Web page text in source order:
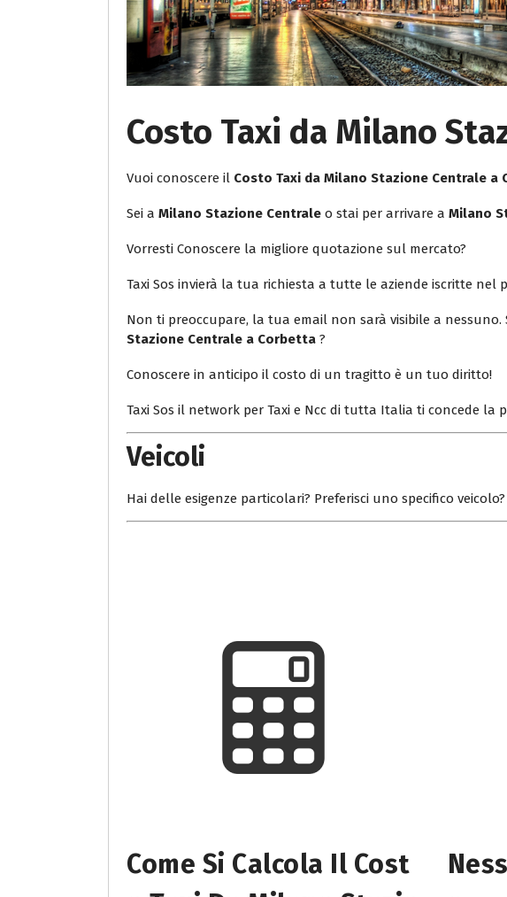
Costo Taxi da Milano
Vuoi conoscere il Costo Taxi da Milano Stazione Centrale a
Sei a Milano Stazione Centrale o stai per arrivare a Milano
Vorresti Conoscere la migliore quotazione sul mercato?
Taxi Sos invierà la tua richiesta a tutte le aziende iscritte nel
Non ti preoccupare, la tua email non sarà visibile a
Stazione Centrale a Corbetta ?
Conoscere in anticipo il costo di un tragitto è un tuo diritto!
Taxi Sos il network per Taxi e Ncc di tutta Italia ti concede
Veicoli
Hai delle esigenze particolari? Preferisci uno specifico
Come Si Calcola Il Cost